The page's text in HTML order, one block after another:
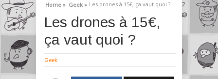
Home » Geek » Les drones à 15€, ça vaut quoi ?
Les drones à 15€,
ça vaut quoi ?
Geek